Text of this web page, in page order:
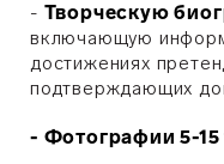
- Творческую
включающую
достижениях
подтверждающих
- Фотографии 5-15